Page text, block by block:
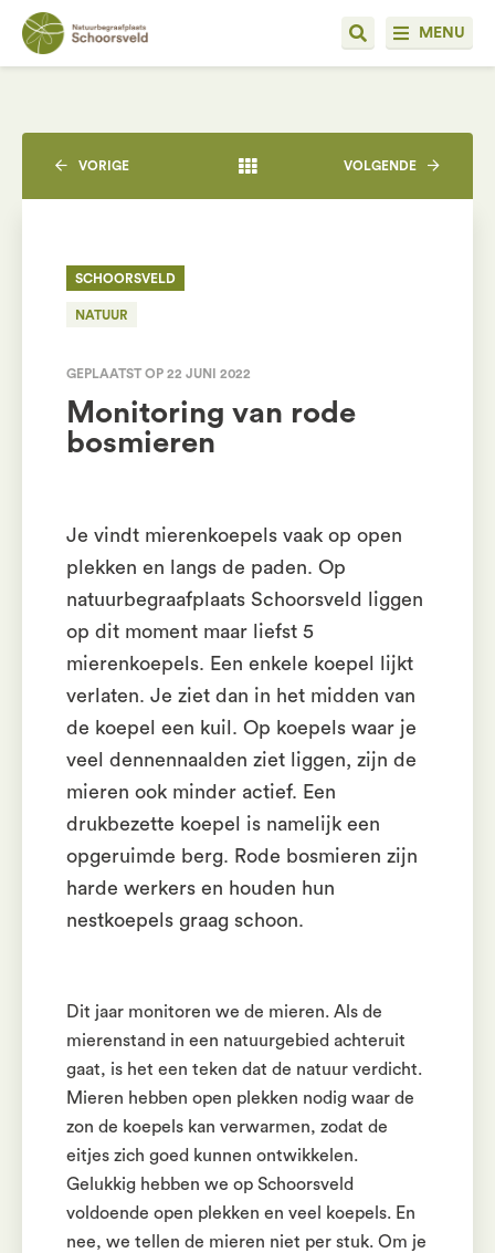
MENU
VORIGE VOLGENDE
SCHOORSVELD
NATUUR
GEPLAATST OP 22 JUNI 2022
Monitoring van rode
bosmieren
Je vindt mierenkoepels vaak op open
plekken en langs de paden. Op
natuurbegraafplaats Schoorsveld liggen
op dit moment maar liefst 5
mierenkoepels. Een enkele koepel lijkt
verlaten. Je ziet dan in het midden van
de koepel een kuil. Op koepels waar je
veel dennennaalden ziet liggen, zijn de
mieren ook minder actief. Een
drukbezette koepel is namelijk een
opgeruimde berg. Rode bosmieren zijn
harde werkers en houden hun
nestkoepels graag schoon.
Dit jaar monitoren we de mieren. Als de
mierenstand in een natuurgebied achteruit
gaat, is het een teken dat de natuur verdicht.
Mieren hebben open plekken nodig waar de
zon de koepels kan verwarmen, zodat de
eitjes zich goed kunnen ontwikkelen.
Gelukkig hebben we op Schoorsveld
voldoende open plekken en veel koepels. En
nee, we tellen de mieren niet per stuk. Om je